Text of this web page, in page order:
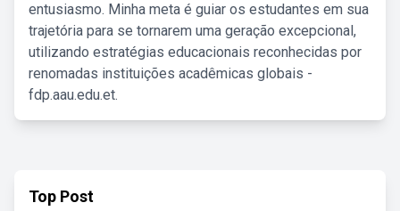
entusiasmo. Minha meta é guiar os estudantes em sua
trajetória para se tornarem uma geração excepcional,
utilizando estratégias educacionais reconhecidas por
renomadas instituições acadêmicas globais -
fdp.aau.edu.et.
Top Post